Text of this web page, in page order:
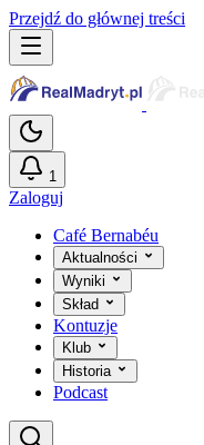
Przejdź do głównej treści
1
Zaloguj
Café Bernabéu
Aktualności
Wyniki
Skład
Kontuzje
Klub
Historia
Podcast